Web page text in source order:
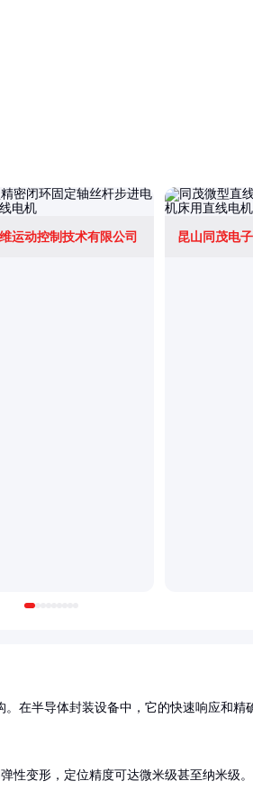
运动控制技术有限公司 昆山同茂电
在半导体封装设备中，它的快速响应和精
性变形，定位精度可达微米级甚至纳米级。